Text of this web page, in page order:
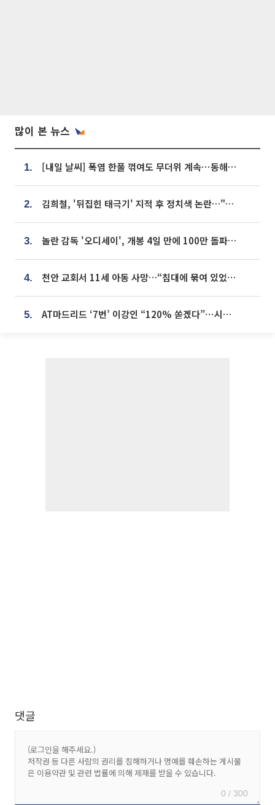
많이 본 뉴스
1. [내일 날씨] 폭염 한풀 꺾여도 무더위 계속⋯동해안 이틀 연속 비
2. 김희철, '뒤집힌 태극기' 지적 후 정치색 논란…"좌우 떠나 우리나라 국기"
3. 놀란 감독 '오디세이', 개봉 4일 만에 100만 돌파⋯'왕사남' 보다 빠르다
4. 천안 교회서 11세 아동 사망…“침대에 묶여 있었다” 진술 확보
5. AT마드리드 ‘7번’ 이강인 “120% 쏟겠다”⋯시메오네 감독 “필요한 선수”
댓글
0 / 300